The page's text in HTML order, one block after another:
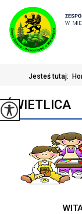
Jesteś tutaj:
ŚWIETLICA